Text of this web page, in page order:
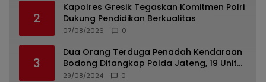
2
Kapolres Gresik Tegaskan Komitmen Polri
Dukung Pendidikan Berkualitas
07/08/2026 0
3
Dua Orang Terduga Penadah Kendaraan
Bodong Ditangkap Polda Jateng, 19 Unit
Roda Empat Diamankan
29/08/2024 0